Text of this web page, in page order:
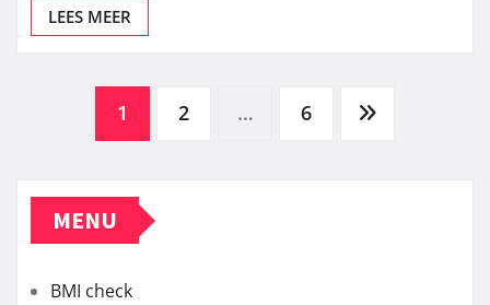
LEES MEER
Berichten
paginering
1 2 … 6
MENU
BMI check